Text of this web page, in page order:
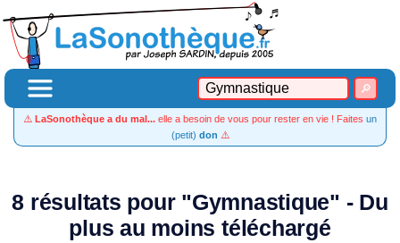
⚠️ LaSonothèque a du mal... elle a besoin de vous pour rester en vie ! Faites un
(petit) don ⚠️
8 résultats pour "Gymnastique" - Du
plus au moins téléchargé